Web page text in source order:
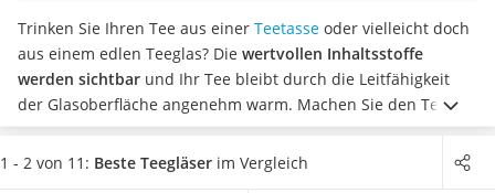
AEG-Waschmaschine
Saug-Wisch-Roboter
Handstaubsauger
Milchaufschäumer
Kondenstrockner
Reiskocher
Trinken Sie Ihren Tee aus einer Teetasse oder vielleicht doch
aus einem edlen Teeglas? Die wertvollen Inhaltsstoffe
werden sichtbar und Ihr Tee bleibt durch die Leitfähigkeit
der Glasoberfläche angenehm warm. Machen Sie den Test in
der eigenen Küche und trinken Sie Ihren frisch gebrühten
Tee aus einem Teeglas. Wählen Sie jetzt ein
hitzebeständiges
1 - 2 von 11: Beste Teegläser im Vergleich